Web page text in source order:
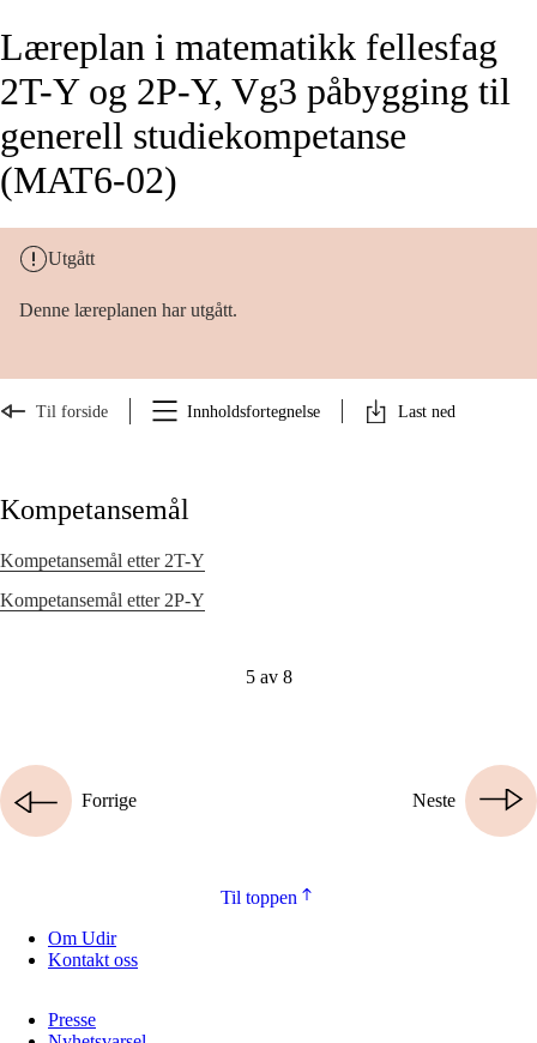
Læreplan i matematikk fellesfag
2T-Y og 2P-Y, Vg3 påbygging til
generell studiekompetanse
(MAT6-02)
Utgått
Denne læreplanen har utgått.
Til forside Innholdsfortegnelse Last ned
Kompetansemål
Kompetansemål etter 2T-Y
Kompetansemål etter 2P-Y
5 av 8
Neste
Forrige
Til toppen
Om Udir
Kontakt oss
Presse